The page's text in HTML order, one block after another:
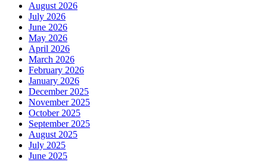
August 2026
July 2026
June 2026
May 2026
April 2026
March 2026
February 2026
January 2026
December 2025
November 2025
October 2025
September 2025
August 2025
July 2025
June 2025